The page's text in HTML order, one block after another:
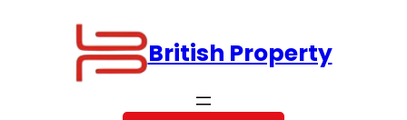
British Property